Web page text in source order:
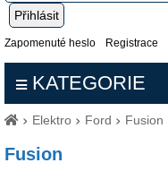
Zapomenuté heslo Registrace
KATEGORIE
Elektro Ford Fusion
Fusion